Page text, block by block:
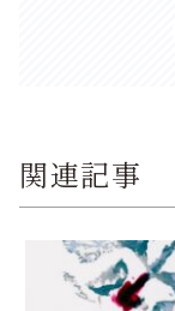
関連記事